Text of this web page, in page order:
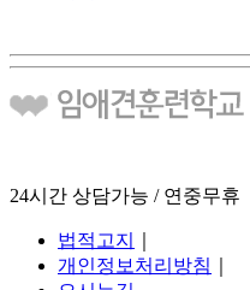
24시간 상담가능 / 연중무휴
법적고지
개인정보처리방침